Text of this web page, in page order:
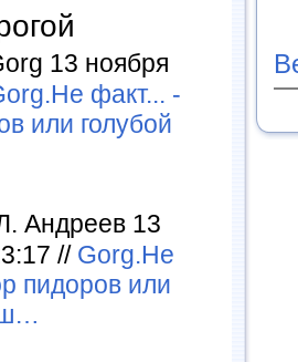
13 ноября
факт... -
или голубой
Андреев 13
// Gorg.Не
пидоров или